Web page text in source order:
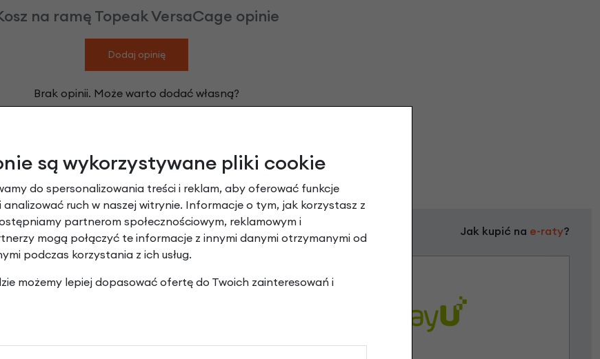
na ramę Topeak VersaCage opinie
Dodaj opinię
Brak opinii. Może warto dodać własną?
Leasing
Jak kupić na e-raty?
są wykorzystywane pliki cookie
do spersonalizowania treści i reklam, aby oferować funkcje
analizować ruch w naszej witrynie. Informacje o tym, jak korzystasz z
partnerom społecznościowym, reklamowym i
mogą połączyć te informacje z innymi danymi otrzymanymi od
podczas korzystania z ich usług.
możemy lepiej dopasować ofertę do Twoich zainteresowań i